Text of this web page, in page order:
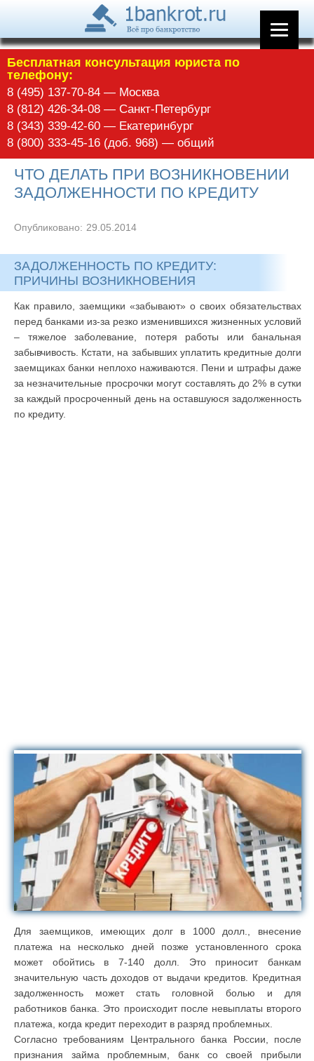
Бесплатная консультация юриста по
телефону:
8 (495) 137-70-84 — Москва
8 (812) 426-34-08 — Санкт-Петербург
8 (343) 339-42-60 — Екатеринбург
8 (800) 333-45-16 (доб. 968) — общий
ЧТО ДЕЛАТЬ ПРИ ВОЗНИКНОВЕНИИ
ЗАДОЛЖЕННОСТИ ПО КРЕДИТУ
Опубликовано: 29.05.2014
ЗАДОЛЖЕННОСТЬ ПО КРЕДИТУ:
ПРИЧИНЫ ВОЗНИКНОВЕНИЯ
Как правило, заемщики «забывают» о своих обязательствах
перед банками из-за резко изменившихся жизненных условий
– тяжелое заболевание, потеря работы или банальная
забывчивость. Кстати, на забывших уплатить кредитные долги
заемщиках банки неплохо наживаются. Пени и штрафы даже
за незначительные просрочки могут составлять до 2% в сутки
за каждый просроченный день на оставшуюся задолженность
по кредиту.
Для заемщиков, имеющих долг в 1000 долл., внесение
платежа на несколько дней позже установленного срока
может обойтись в 7-140 долл. Это приносит банкам
значительную часть доходов от выдачи кредитов. Кредитная
задолженность может стать головной болью и для
работников банка. Это происходит после невыплаты второго
платежа, когда кредит переходит в разряд проблемных.
Согласно требованиям Центрального банка России, после
признания займа проблемным, банк со своей прибыли